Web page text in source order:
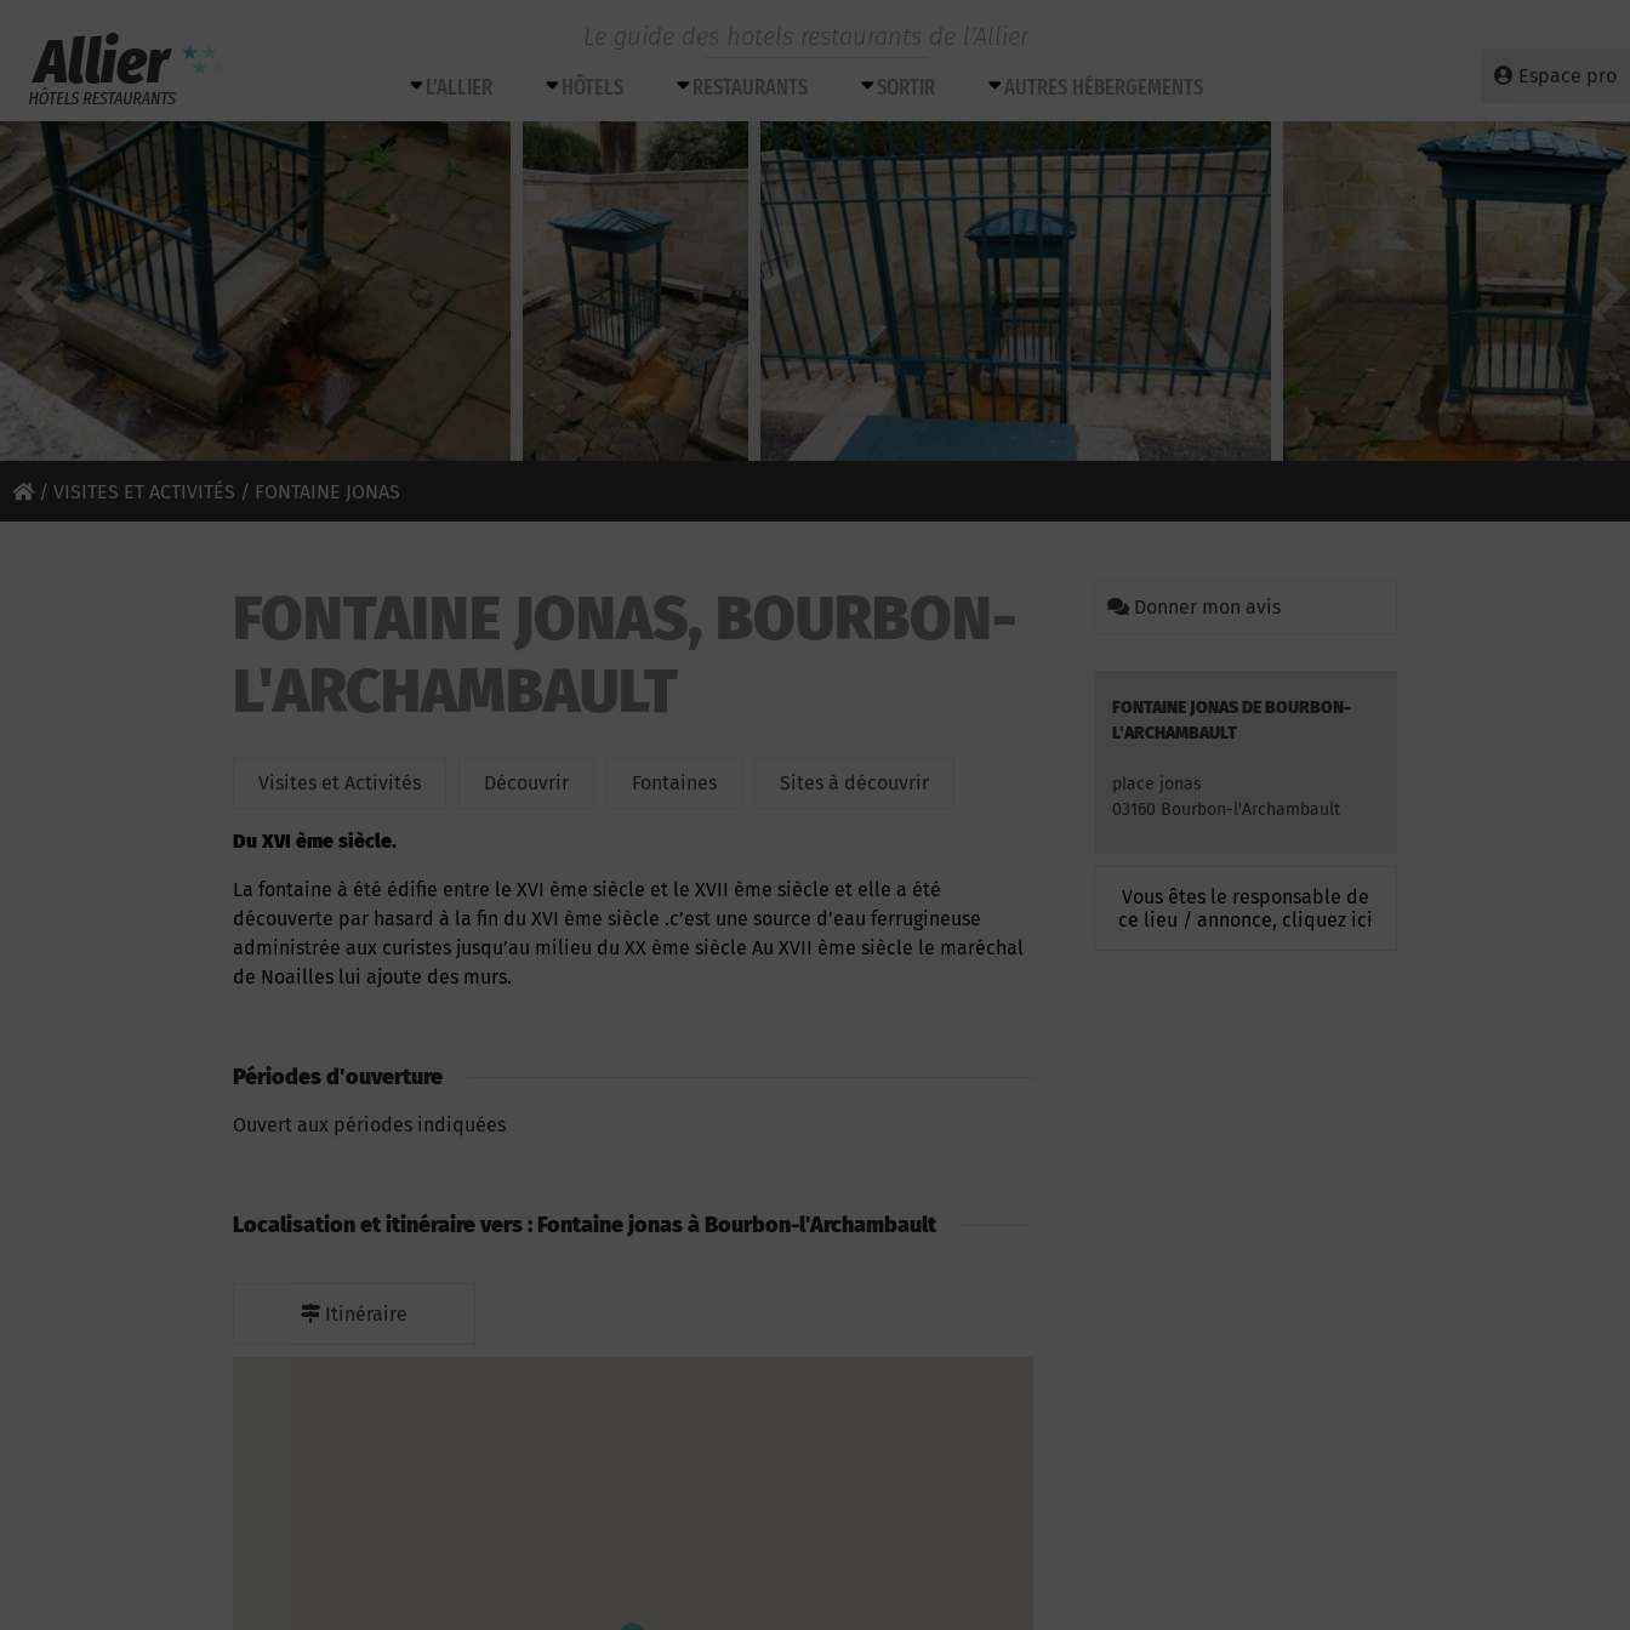
Le guide des hotels restaurants de l’Allier
Espace pro
L’ALLIER HÔTELS RESTAURANTS SORTIR AUTRES HÉBERGEMENTS
/ VISITES ET ACTIVITÉS / FONTAINE JONAS
FONTAINE JONAS, BOURBON-
L'ARCHAMBAULT
Visites et Activités Découvrir Fontaines Sites à découvrir
du XVI ème siècle.
La fontaine à été édifie entre le XVI ème siècle et le XVII ème siècle et elle a été
découverte par hasard à la fin du XVI ème siècle .c’est une source d’eau ferrugineuse
administrée aux curistes jusqu’au milieu du XX ème siècle Au XVII ème siècle le maréchal
de Noailles lui ajoute des murs.
Donner mon avis
FONTAINE JONAS DE BOURBON-
L'ARCHAMBAULT
place jonas
03160 Bourbon-l'Archambault
Vous êtes le responsable de
ce lieu / annonce, cliquez ici
Périodes d'ouverture
Ouvert aux périodes indiquées
Localisation et itinéraire vers : Fontaine jonas à Bourbon-l'Archambault
Itinéraire